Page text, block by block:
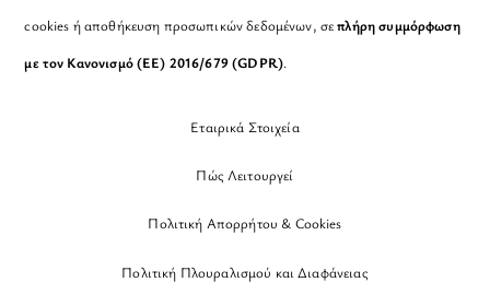
cookies ή αποθήκευση προσωπικών δεδομένων, σεπλήρη συμμόρφωση
με τον Κανονισμό (ΕΕ) 2016/679 (GDPR).
Εταιρικά Στοιχεία
Πώς Λειτουργεί
Πολιτική Απορρήτου & Cookies
Πολιτική Πλουραλισμού και Διαφάνειας